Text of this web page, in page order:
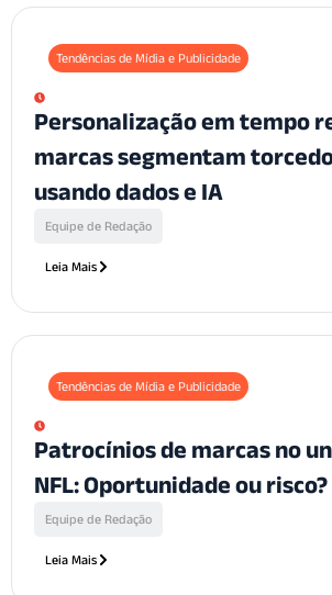
Tendências de Mídia e Publicidade
Personalização em tempo
marcas segmentam
usando dados e IA
Equipe de Redação
Leia Mais
Tendências de Mídia e Publicidade
Patrocínios de marcas no
NFL: Oportunidade ou risco?
Equipe de Redação
Leia Mais